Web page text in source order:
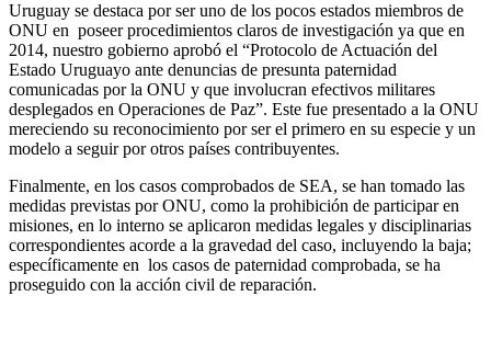
Uruguay se destaca por ser uno de los pocos estados miembros de
ONU en poseer procedimientos claros de investigación ya que en
2014, nuestro gobierno aprobó el “Protocolo de Actuación del
Estado Uruguayo ante denuncias de presunta paternidad
comunicadas por la ONU y que involucran efectivos militares
desplegados en Operaciones de Paz”. Este fue presentado a la ONU
mereciendo su reconocimiento por ser el primero en su especie y un
modelo a seguir por otros países contribuyentes.
Finalmente, en los casos comprobados de SEA, se han tomado las
medidas previstas por ONU, como la prohibición de participar en
misiones, en lo interno se aplicaron medidas legales y disciplinarias
correspondientes acorde a la gravedad del caso, incluyendo la baja;
específicamente en los casos de paternidad comprobada, se ha
proseguido con la acción civil de reparación.